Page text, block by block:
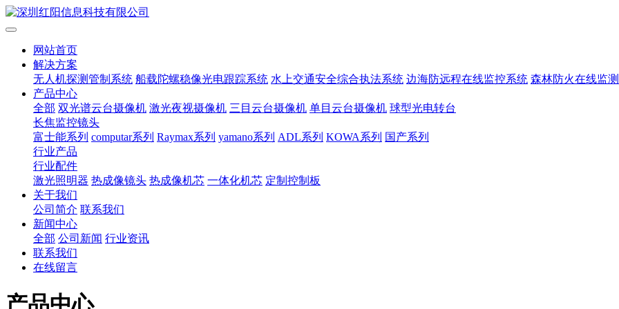
网站首页
解决方案
无人机探测管制系统 船载陀螺稳像光电跟踪系统 水上交通安全综合执法系统 边海防远程在线监控系统 森林防火在线监
产品中心
全部 双光谱云台摄像机 激光夜视摄像机 三目云台摄像机 单目云台摄像机 球型光电转台
长焦监控镜头
富士能系列 computar系列 Raymax系列 yamano系列 ADL系列 KOWA系列 国产系列
行业产品
行业配件
激光照明器 热成像镜头 热成像机芯 一体化机芯 定制控制板
关于我们
公司简介 联系我们
新闻中心
全部 公司新闻 行业资讯
联系我们
在线留言